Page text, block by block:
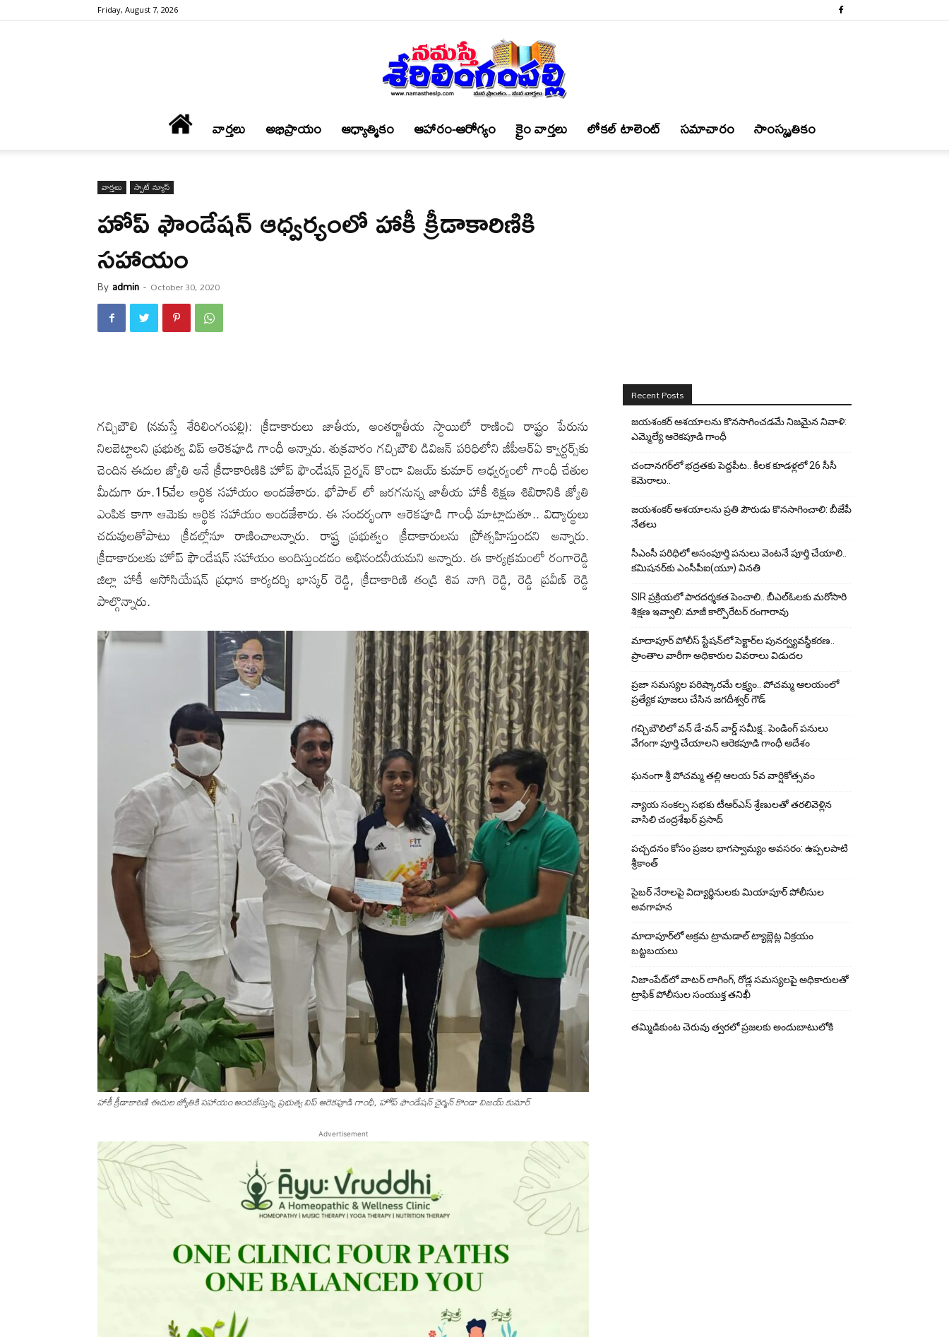
Friday, August 7, 2026
శేరిలింగంపల్లి
వార్త‌లు అభిప్రాయం ఆధ్యాత్మికం ఆహారం-ఆరోగ్యం క్రైం వార్త‌లు లోకల్ టాలెంట్ స‌మాచారం సాంస్కృతికం
వార్త‌లు స్పాట్ న్యూస్
హోప్ ఫౌండేషన్ ఆధ్వ‌ర్యంలో హాకీ క్రీడాకారిణికి
స‌హాయం
By admin - October 30, 2020
గ‌చ్చిబౌలి (న‌మ‌స్తే శేరిలింగంప‌ల్లి): క్రీడాకారులు జాతీయ‌, అంత‌ర్జాతీయ స్థాయిలో రాణించి రాష్ట్రం పేరును
నిల‌బెట్టాల‌ని ప్రభుత్వ విప్ ఆరెకపూడి గాంధీ అన్నారు. శుక్ర‌వారం గ‌చ్చిబౌలి డివిజ‌న్ ప‌రిధిలోని జీపీఆర్ఏ క్వార్ట‌ర్స్‌కు
చెందిన ఈదుల జ్యోతి అనే క్రీడాకారిణికి హోప్ ఫౌండేష‌న్ చైర్మ‌న్ కొండా విజ‌య్ కుమార్ ఆధ్వ‌ర్యంలో గాంధీ చేతుల
మీదుగా రూ.15వేల ఆర్థిక స‌హాయం అందజేశారు. భోపాల్ లో జ‌ర‌గ‌నున్న జాతీయ హాకీ శిక్ష‌ణ శిబిరానికి జ్యోతి
ఎంపిక కాగా ఆమెకు ఆర్థిక స‌హాయం అంద‌జేశారు. ఈ సంద‌ర్భంగా ఆరెకపూడి గాంధీ మాట్లాడుతూ.. విద్యార్థులు
చ‌దువుల‌తోపాటు క్రీడ‌ల్లోనూ రాణించాల‌న్నారు. రాష్ట్ర ప్ర‌భుత్వం క్రీడాకారుల‌ను ప్రోత్స‌హిస్తుంద‌ని అన్నారు.
క్రీడాకారుల‌కు హోప్ ఫౌండేషన్ స‌హాయం అందిస్తుండ‌డం అభినంద‌నీయ‌మ‌ని అన్నారు. ఈ కార్య‌క్ర‌మంలో రంగారెడ్డి
జిల్లా హాకీ అసోసియేషన్‌ ప్రధాన కార్యదర్శి భాస్కర్ రెడ్డి, క్రీడాకారిణి తండ్రి శివ నాగి రెడ్డి, రెడ్డి ప్రవీణ్ రెడ్డి
పాల్గొన్నారు.
హాకీ క్రీడాకారిణి ఈదుల జ్యోతికి స‌హాయం అంద‌జేస్తున్న ప్రభుత్వ విప్ ఆరెకపూడి గాంధీ, హోప్ ఫౌండేష‌న్ చైర్మ‌న్ కొండా విజ‌య్ కుమార్
Advertisement
Recent Posts
జయశంకర్ ఆశయాలను కొనసాగించడమే నిజమైన నివాళి:
ఎమ్మెల్యే ఆరెక‌పూడి గాంధీ
చందానగర్‌లో భద్రతకు పెద్దపీట.. కీలక కూడళ్లలో 26 సీసీ
కెమెరాలు..
జయశంకర్ ఆశయాలను ప్రతి పౌరుడు కొనసాగించాలి: బీజేపీ
నేతలు
సీఎంసీ పరిధిలో అసంపూర్తి పనులు వెంటనే పూర్తి చేయాలి..
కమిషనర్‌కు ఎంసీపీఐ(యూ) వినతి
SIR ప్రక్రియలో పారదర్శకత పెంచాలి.. బీఎల్ఓలకు మరోసారి
శిక్షణ ఇవ్వాలి: మాజీ కార్పొరేటర్ రంగారావు
మాదాపూర్ పోలీస్‌ స్టేషన్‌లో సెక్టార్‌ల పునర్వ్యవస్థీకరణ..
ప్రాంతాల వారీగా అధికారుల వివరాలు విడుదల
ప్రజా సమస్యల పరిష్కారమే లక్ష్యం.. పోచమ్మ ఆలయంలో
ప్రత్యేక పూజలు చేసిన జగదీశ్వర్ గౌడ్
గచ్చిబౌలిలో వన్ డే-వన్ వార్డ్ సమీక్ష.. పెండింగ్ పనులు
వేగంగా పూర్తి చేయాలని ఆరెకపూడి గాంధీ ఆదేశం
ఘ‌నంగా శ్రీ పోచమ్మ త‌ల్లి ఆలయ 5వ వార్షికోత్సవం
న్యాయ సంక‌ల్ప స‌భ‌కు టీఆర్ఎస్ శ్రేణుల‌తో త‌ర‌లివెళ్లిన
వాసిలి చంద్ర‌శేఖ‌ర్ ప్ర‌సాద్
పచ్చదనం కోసం ప్రజల భాగస్వామ్యం అవసరం: ఉప్పలపాటి
శ్రీకాంత్
సైబర్ నేరాలపై విద్యార్థినులకు మియాపూర్ పోలీసుల
అవగాహన
మాదాపూర్‌లో అక్రమ ట్రామడాల్ ట్యాబ్లెట్ల విక్రయం
బట్టబయలు
నిజాంపేట్‌లో వాటర్ లాగింగ్, రోడ్ల సమస్యలపై అధికారులతో
ట్రాఫిక్ పోలీసుల సంయుక్త తనిఖీ
తమ్మిడికుంట చెరువు త్వరలో ప్రజలకు అందుబాటులోకి